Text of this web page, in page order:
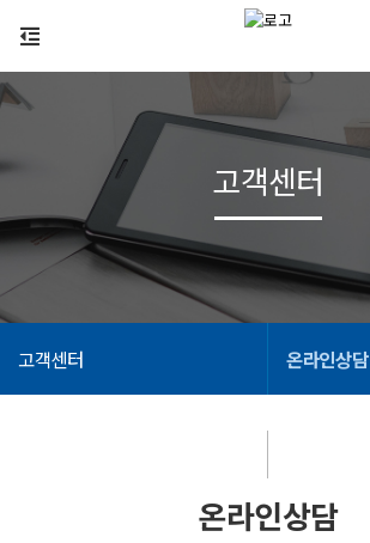
고객센터 온라인상담
고객센터
온라인상담